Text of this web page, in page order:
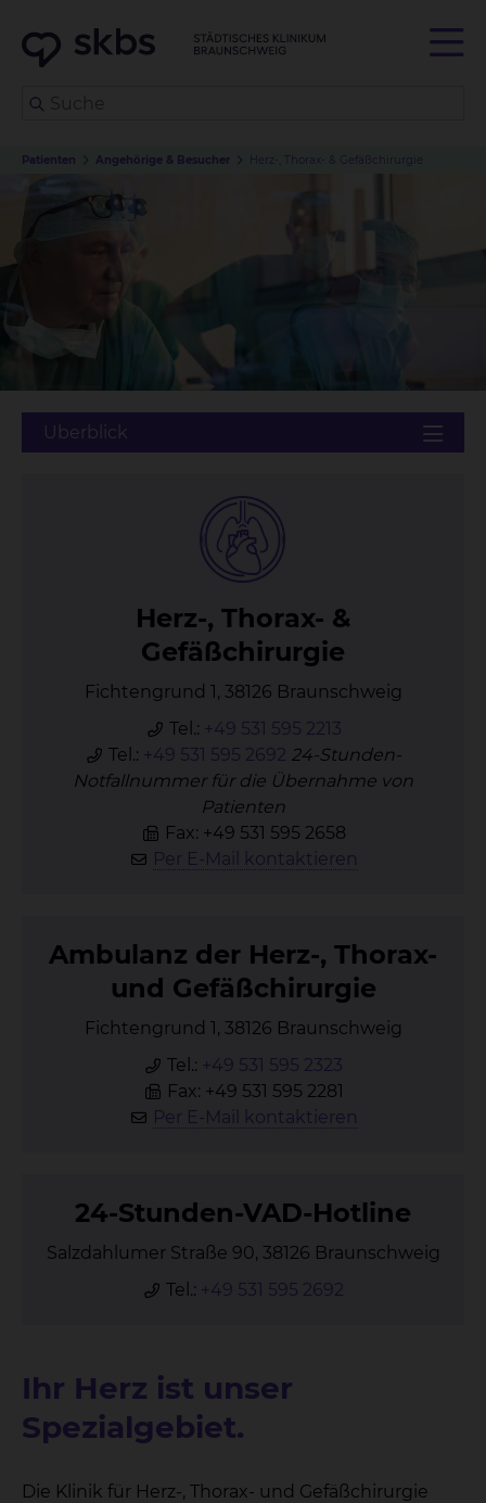
Patienten Angehörige & Besucher Herz-, Thorax- & Gefäßchirurgie
Herz-, Tho­rax- &
Ge­fäß­chir­ur­gie
Fichtengrund 1, 38126 Braunschweig
Tel.: +49 531 595 2213
Tel.: +49 531 595 2692 24-Stunden-
Notfallnummer für die Übernahme von
Patienten
Fax: +49 531 595 2658
Per E-Mail kontaktieren
Am­bu­lanz der Herz-, Tho­rax-
und Ge­fäß­chir­ur­gie
Fichtengrund 1, 38126 Braunschweig
Tel.: +49 531 595 2323
Fax: +49 531 595 2281
Per E-Mail kontaktieren
24-Stun­den-VAD-Hot­line
Salzdahlumer Straße 90, 38126 Braunschweig
Tel.: +49 531 595 2692
Ihr Herz ist unser
Spezialgebiet.
Die Klinik für Herz-, Thorax- und Gefäßchirurgie